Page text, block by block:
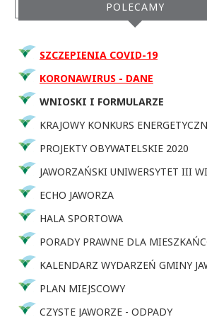
POLECAMY
SZCZEPIENIA COVID-19
KORONAWIRUS - DANE
WNIOSKI I FORMULARZE
KRAJOWY KONKURS
PROJEKTY OBYWATELSKIE 2020
JAWORZAŃSKI UNIWERSYTET III
ECHO JAWORZA
HALA SPORTOWA
PORADY PRAWNE DLA
KALENDARZ WYDARZEŃ GMINY
PLAN MIEJSCOWY
CZYSTE JAWORZE - ODPADY